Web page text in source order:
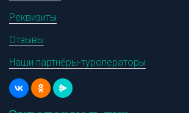
Реквизиты
Отзывы
Наши партнёры-туроператоры